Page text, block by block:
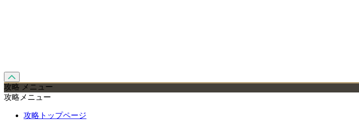
攻略 メニュー
攻略メニュー
攻略トップページ